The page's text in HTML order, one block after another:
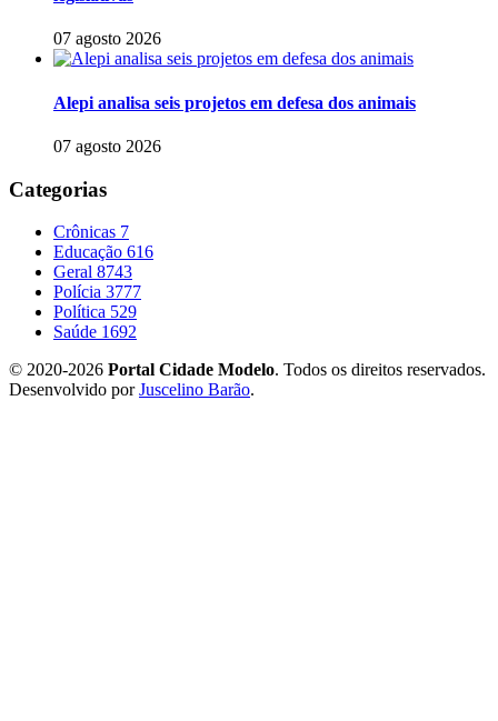
07 agosto 2026
Alepi analisa seis projetos em defesa dos animais
07 agosto 2026
Categorias
Crônicas 7
Educação 616
Geral 8743
Polícia 3777
Política 529
Saúde 1692
© 2020-2026 Portal Cidade Modelo. Todos os direitos reservados.
Desenvolvido porJuscelino Barão.